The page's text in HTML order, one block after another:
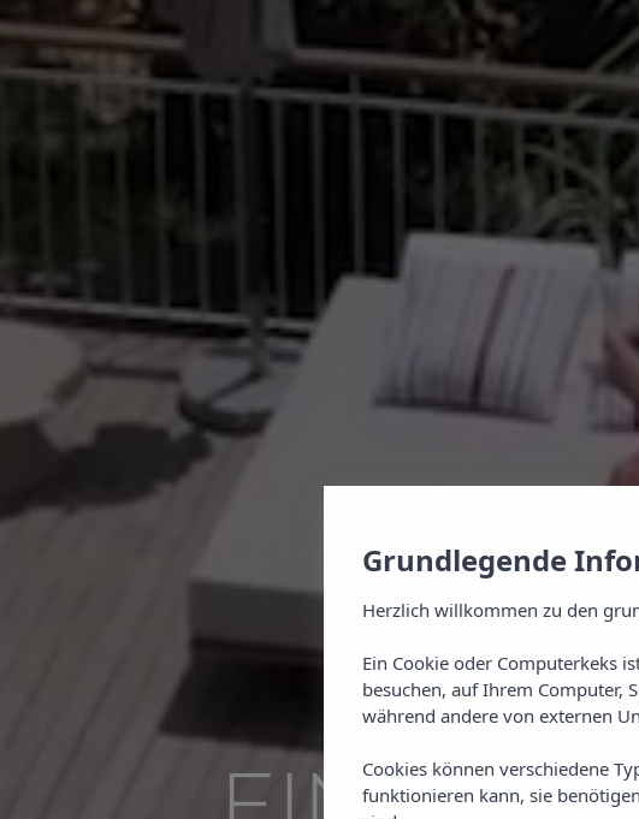
Grundlegende
Herzlich willkommen zu den
Ein Cookie oder Computerkeks
besuchen, auf Ihrem Computer,
während andere von externen
Cookies können verschiedene
funktionieren kann, sie